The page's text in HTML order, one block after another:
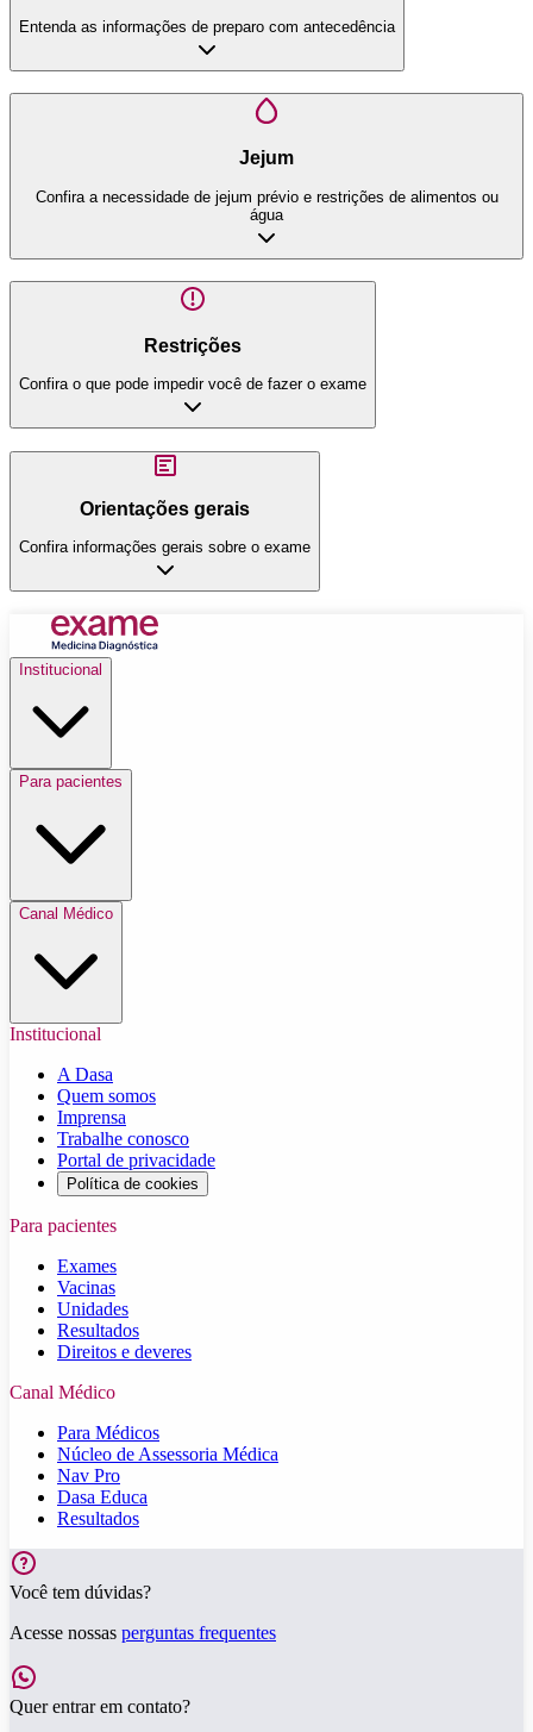
Entenda as informações de preparo com antecedência
Jejum
Confira a necessidade de jejum prévio e restrições de alimentos ou
água
Restrições
Confira o que pode impedir você de fazer o exame
Orientações gerais
Confira informações gerais sobre o exame
Institucional
Para pacientes
Canal Médico
Institucional
A Dasa
Quem somos
Imprensa
Trabalhe conosco
Portal de privacidade
Política de cookies
Para pacientes
Exames
Vacinas
Unidades
Resultados
Direitos e deveres
Canal Médico
Para Médicos
Núcleo de Assessoria Médica
Nav Pro
Dasa Educa
Resultados
Você tem dúvidas?
Acesse nossas perguntas frequentes
Quer entrar em contato?